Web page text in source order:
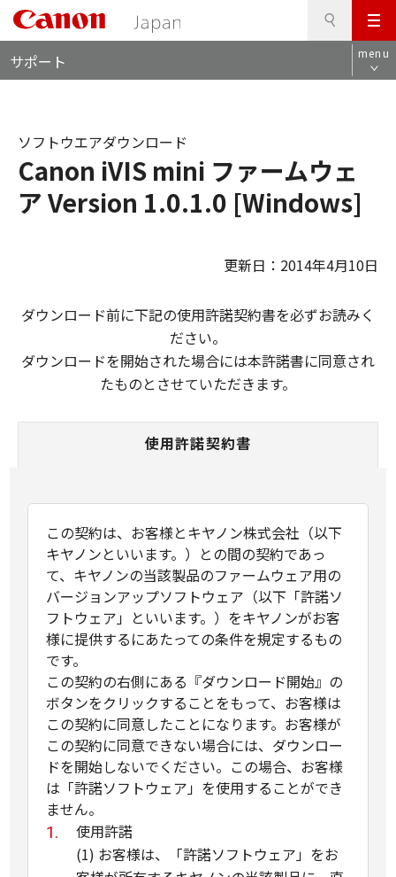
メ
ニ
ュ
サポート menu
Canon iVIS mini ファームウェ
ア Version 1.0.1.0 [Windows]
ソフトウエアダウンロード
更新日：2014年4月10日
ダウンロード前に下記の使用許諾契約書を必ずお読みく
ださい。
ダウンロードを開始された場合には本許諾書に同意され
たものとさせていただきます。
使用許諾契約書
この契約は、お客様とキヤノン株式会社（以下
キヤノンといいます。）との間の契約であっ
て、キヤノンの当該製品のファームウェア用の
バージョンアップソフトウェア（以下「許諾ソ
フトウェア」といいます。）をキヤノンがお客
様に提供するにあたっての条件を規定するもの
です。
この契約の右側にある『ダウンロード開始』の
ボタンをクリックすることをもって、お客様は
この契約に同意したことになります。お客様が
この契約に同意できない場合には、ダウンロー
ドを開始しないでください。この場合、お客様
は「許諾ソフトウェア」を使用することができ
ません。
使用許諾
(1) お客様は、「許諾ソフトウェア」をお